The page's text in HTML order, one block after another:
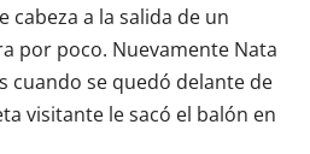
cabeza a la salida de un
por poco. Nuevamente Nata
cuando se quedó delante de
visitante le sacó el balón en